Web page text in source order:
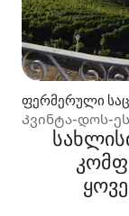
ფერმერული
Კვინტა-დოს-